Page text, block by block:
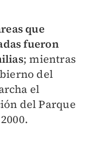
que
fueron
; mientras
del
el
del Parque